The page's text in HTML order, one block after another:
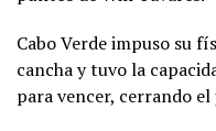
Cabo Verde impuso su
cancha y tuvo la
para vencer, cerrando